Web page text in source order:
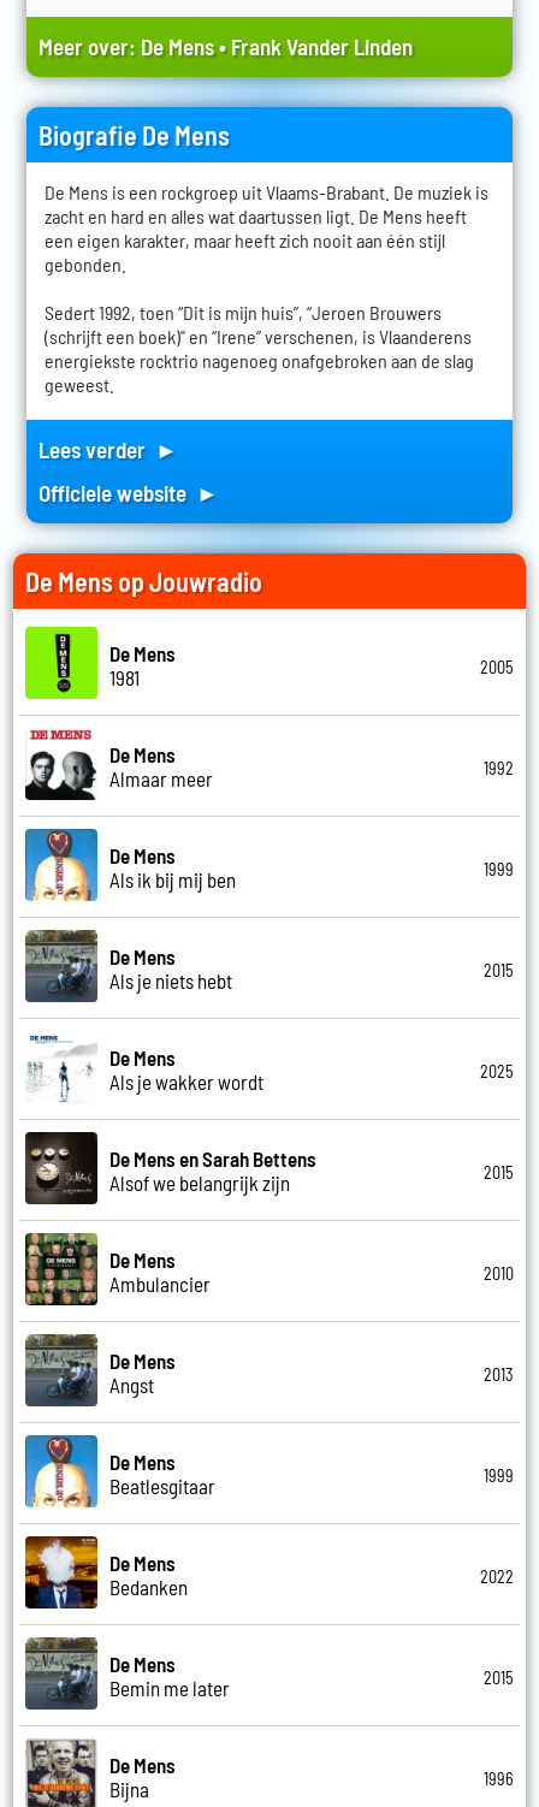
Meer over: De Mens•Frank Vander Linden
Biografie De Mens
De Mens is een rockgroep uit Vlaams-Brabant. De muziek is
zacht en hard en alles wat daartussen ligt. De Mens heeft
een eigen karakter, maar heeft zich nooit aan één stijl
gebonden.
Sedert 1992, toen “Dit is mijn huis”, “Jeroen Brouwers
(schrijft een boek)" en “Irene” verschenen, is Vlaanderens
energiekste rocktrio nagenoeg onafgebroken aan de slag
geweest.
Lees verder ►
Officiele website ►
De Mens op Jouwradio
De Mens
1981
2005
De Mens
Almaar meer
1992
De Mens
Als ik bij mij ben
1999
De Mens
Als je niets hebt
2015
De Mens
Als je wakker wordt
2025
De Mens en Sarah Bettens
Alsof we belangrijk zijn
2015
De Mens
Ambulancier
2010
De Mens
Angst
2013
De Mens
Beatlesgitaar
1999
De Mens
Bedanken
2022
De Mens
Bemin me later
2015
De Mens
Bijna
1996